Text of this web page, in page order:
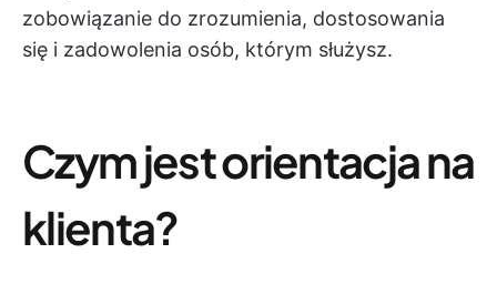
zobowiązanie do zrozumienia, dostosowania
się i zadowolenia osób, którym służysz.
Czym jest orientacja na
klienta?